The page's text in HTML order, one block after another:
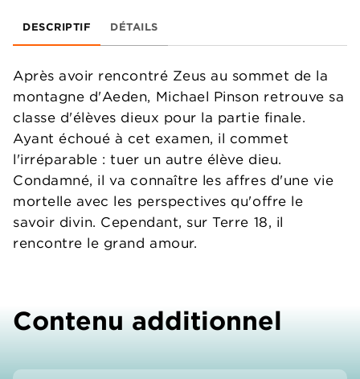
DESCRIPTIF DÉTAILS
Après avoir rencontré Zeus au sommet de la
montagne d'Aeden, Michael Pinson retrouve sa
classe d'élèves dieux pour la partie finale.
Ayant échoué à cet examen, il commet
l'irréparable : tuer un autre élève dieu.
Condamné, il va connaître les affres d'une vie
mortelle avec les perspectives qu'offre le
savoir divin. Cependant, sur Terre 18, il
rencontre le grand amour.
Contenu additionnel